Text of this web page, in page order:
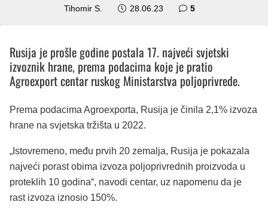
Tihomir S. 28.06.23 5komentara
Rusija je prošle godine postala 17. najveći svjetski
izvoznik hrane, prema podacima koje je pratio
Agroexport centar ruskog Ministarstva poljoprivrede.
Prema podacima Agroexporta, Rusija je činila 2,1% izvoza
hrane na svjetska tržišta u 2022.
„Istovremeno, među prvih 20 zemalja, Rusija je pokazala
najveći porast obima izvoza poljoprivrednih proizvoda u
proteklih 10 godina“, navodi centar, uz napomenu da je
rast izvoza iznosio 150%.